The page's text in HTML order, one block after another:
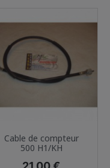
Cable de compteur
500 H1/KH
Prix